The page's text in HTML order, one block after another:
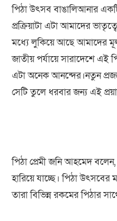
পিঠাউৎসববাঙালিআনার
প্রক্রিয়াটাএটাআমাদের
মধ্যেলুকিয়েআছেআমাদের
জাতীয়পর্যায়েসারাদেশেএই
এটাঅনেকআনন্দের।নতুন
সেটিতুলে ধরবারজন্যএই
পিঠাপ্রেমীজনিআহমেদবলেন
হারিয়েযাচ্ছে। পিঠাউৎসবের
তারাবিভিন্নরকমেরপিঠার